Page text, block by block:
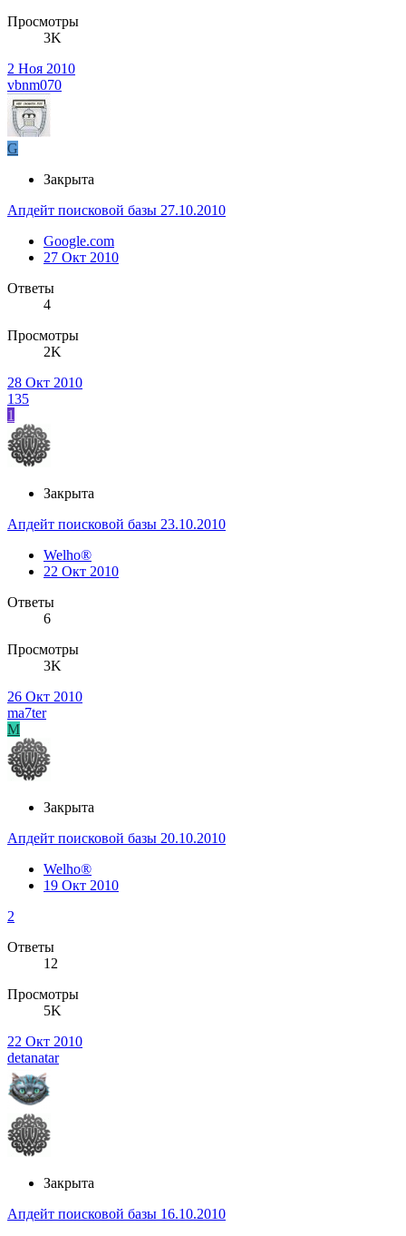
Просмотры
3K
2 Ноя 2010
vbnm070
G
Закрыта
Апдейт поисковой базы 27.10.2010
Google.com
27 Окт 2010
Ответы
4
Просмотры
2K
28 Окт 2010
135
1
Закрыта
Апдейт поисковой базы 23.10.2010
Welho®
22 Окт 2010
Ответы
6
Просмотры
3K
26 Окт 2010
ma7ter
M
Закрыта
Апдейт поисковой базы 20.10.2010
Welho®
19 Окт 2010
2
Ответы
12
Просмотры
5K
22 Окт 2010
detanatar
Закрыта
Апдейт поисковой базы 16.10.2010